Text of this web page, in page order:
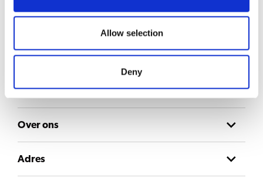
Allow selection
Deny
Meld je aan voor onze nieuwsbrief en ontvang updates rechtstreeks in je inbox
privacyverklaring
Over ons
Adres